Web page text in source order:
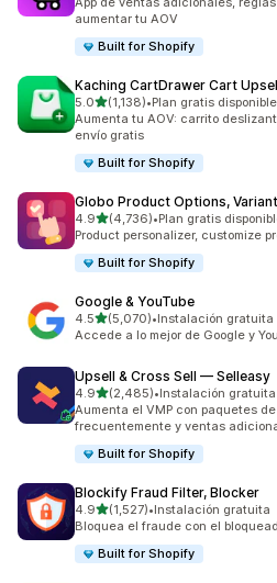
aumentar tu AOV
Built for Shopify
Kaching CartDrawer Cart
5.0de 5 estrellas
(1,138)
1138 reseñas en total
•Plan gratis disponible
Aumenta tu AOV: carrito
envío gratis
Built for Shopify
Globo Product Options, Variant
4.9de 5 estrellas
(4,736)
4736 reseñas en total
•Plan gratis
Product personalizer, customize
Built for Shopify
Google & YouTube
4.5de 5 estrellas
(5,070)
5070 reseñas en total
•Instalación gratuita
Accede a lo mejor de Google y
Upsell & Cross Sell — Selleasy
4.9de 5 estrellas
(2,485)
2485 reseñas en total
•Instalación gratuita
Aumenta el VMP con paquetes
frecuentemente y ventas
Built for Shopify
Blockify Fraud Filter, Blocker
4.9de 5 estrellas
(1,527)
1527 reseñas en total
•Instalación gratuita
Bloquea el fraude con el
Built for Shopify